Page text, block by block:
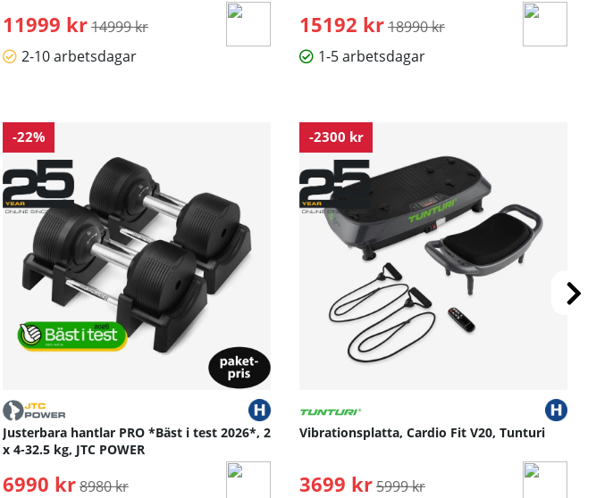
11999 kr Ordinarie pris:
14999 kr
2-10 arbetsdagar
15192 kr Ordinarie pris:
18990 kr
1-5 arbetsdagar
-22%
Justerbara hantlar PRO *Bäst i test 2026*, 2
x 4-32.5 kg, JTC POWER
6990 kr Ordinarie pris:
8980 kr
-2300 kr
Vibrationsplatta, Cardio Fit V20, Tunturi
3699 kr Ordinarie pris:
5999 kr